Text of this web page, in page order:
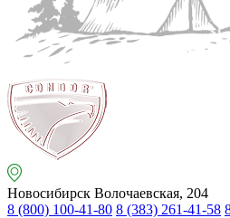
Новосибирск Волочаевская, 204
8 (800) 100-41-80 8 (383) 261-41-58